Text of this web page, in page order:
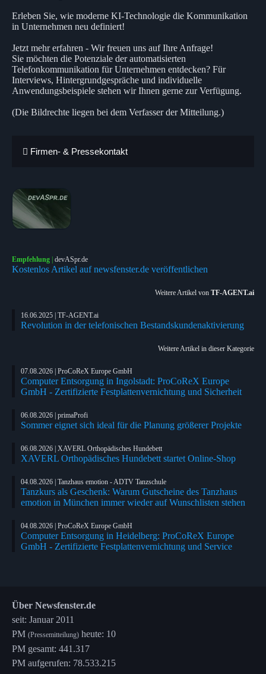
Erleben Sie, wie moderne KI-Technologie die Kommunikation
in Unternehmen neu definiert!
Jetzt mehr erfahren - Wir freuen uns auf Ihre Anfrage!
Sie möchten die Potenziale der automatisierten
Telefonkommunikation für Unternehmen entdecken? Für
Interviews, Hintergrundgespräche und individuelle
Anwendungsbeispiele stehen wir Ihnen gerne zur Verfügung.
(Die Bildrechte liegen bei dem Verfasser der Mitteilung.)
Firmen- & Pressekontakt
Empfehlung | devASpr.de
Kostenlos Artikel auf newsfenster.de veröffentlichen
Weitere Artikel von TF-AGENT.ai
16.06.2025 | TF-AGENT.ai
Revolution in der telefonischen Bestandskundenaktivierung
Weitere Artikel in dieser Kategorie
07.08.2026 | ProCoReX Europe GmbH
Computer Entsorgung in Ingolstadt: ProCoReX Europe
GmbH - Zertifizierte Festplattenvernichtung und Sicherheit
06.08.2026 | primaProfi
Sommer eignet sich ideal für die Planung größerer Projekte
06.08.2026 | XAVERL Orthopädisches Hundebett
XAVERL Orthopädisches Hundebett startet Online-Shop
04.08.2026 | Tanzhaus emotion - ADTV Tanzschule
Tanzkurs als Geschenk: Warum Gutscheine des Tanzhaus
emotion in München immer wieder auf Wunschlisten stehen
04.08.2026 | ProCoReX Europe GmbH
Computer Entsorgung in Heidelberg: ProCoReX Europe
GmbH - Zertifizierte Festplattenvernichtung und Service
Über Newsfenster.de
seit: Januar 2011
PM (Pressemitteilung) heute: 10
PM gesamt: 441.317
PM aufgerufen: 78.533.215